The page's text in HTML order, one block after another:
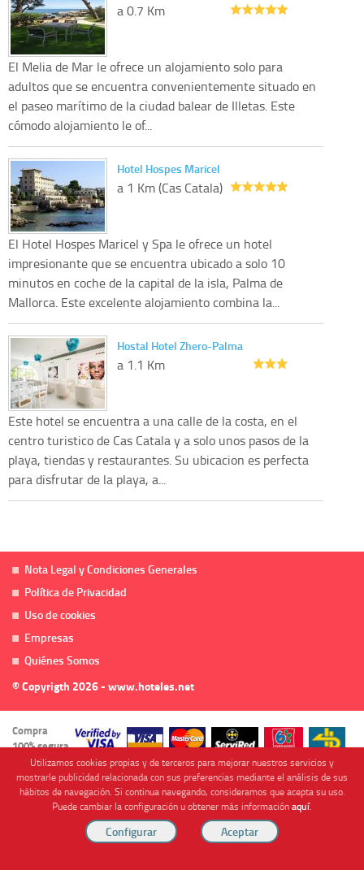
a 0.7 Km
El Melia de Mar le ofrece un alojamiento solo para
adultos que se encuentra convenientemente situado en
el paseo marítimo de la ciudad balear de Illetas. Este
cómodo alojamiento le of...
Hotel Hospes Maricel
a 1 Km (Cas Catala)
El Hotel Hospes Maricel y Spa le ofrece un hotel
impresionante que se encuentra ubicado a solo 10
minutos en coche de la capital de la isla, Palma de
Mallorca. Este excelente alojamiento combina la...
Hostal Hotel Zhero-Palma
a 1.1 Km
Este hotel se encuentra a una calle de la costa, en el
centro turistico de Cas Catala y a solo unos pasos de la
playa, tiendas y restaurantes. Su ubicacion es perfecta
para disfrutar de la playa, a...
Nota Legal y Condiciones Generales
Política de Privacidad
Uso de cookies
Empresas
Quiénes Somos
© Copyrigth 2026 - www.hoteles.net
Compra
100% segura
Cofinanciado por
Utilizamos cookies propias y de terceros para mejorar nuestros servicios y
mostrarle publicidad relacionada con sus preferencias mediante el análisis de sus
hábitos de navegación. Si continua navegando, consideramos que acepta su uso.
Puede cambiar la configuración u obtener más informaciónaquí.